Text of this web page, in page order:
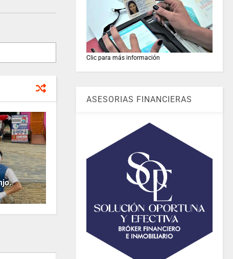
Clic para más información
ASESORIAS FINANCIERAS